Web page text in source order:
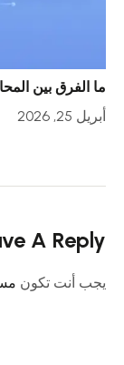
ما الفرق بين
أبريل 25, 2026
A Reply
يجب أنت تكون